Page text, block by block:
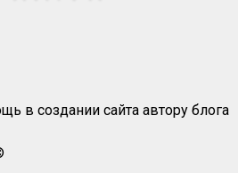
в создании сайта автору блога